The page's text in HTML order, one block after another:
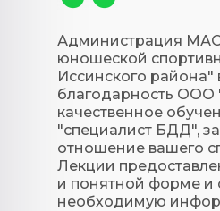
Администрация
юношеской
Иссинского
благодарность ООО
качественное
"специалист БДД",
отношение вашего
Лекции
и понятной форме и
необходимую